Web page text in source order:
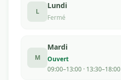
L
Lundi
Fermé
M
Mardi
Ouvert
09:00–13:00 · 13:30–18:00